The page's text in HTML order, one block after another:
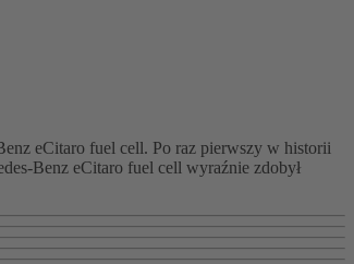
eCitaro fuel cell. Po raz pierwszy w historii
Benz eCitaro fuel cell wyraźnie zdobył